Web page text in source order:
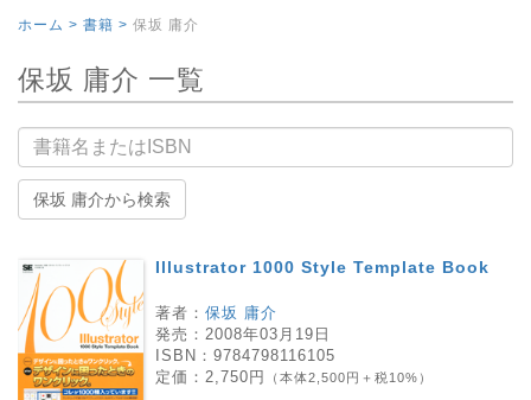
ホーム > 書籍 > 保坂 庸介
保坂 庸介 一覧
書籍名
保坂 庸介から検索
Illustrator 1000 Style Template Book
著者： 保坂 庸介
発売： 2008年03月19日
ISBN： 9784798116105
定価： 2,750円 （本体2,500円＋税10%）